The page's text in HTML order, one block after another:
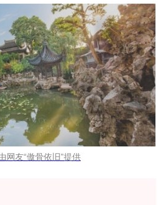
网友“傲骨依旧”提供